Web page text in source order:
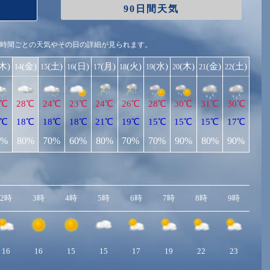
90日間天気
間ごとの天気やその日の詳細が見られます。
) 14(金)
28℃
18℃
80%
15(土)
24℃
18℃
70%
16(日)
23℃
18℃
60%
17(月)
24℃
21℃
80%
18(火)
26℃
19℃
70%
19(水)
28℃
15℃
70%
20(木)
30℃
15℃
90%
21(金)
31℃
15℃
80%
22(土)
30℃
17℃
90%
2時 3時 4時 5時 6時 7時 8時 9時
16 16 15 15 17 19 22 23